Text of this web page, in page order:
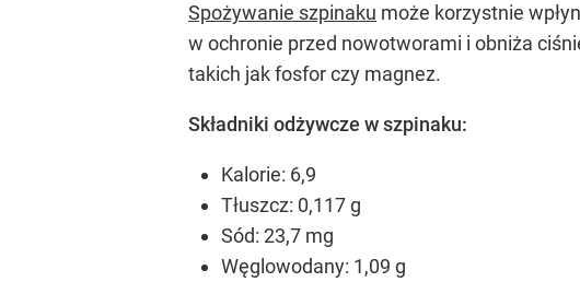
Spożywanie szpinaku może korzystnie
w ochronie przed nowotworami i obniża
takich jak fosfor czy magnez.
Składniki odżywcze w szpinaku:
Kalorie: 6,9
Tłuszcz: 0,117 g
Sód: 23,7 mg
Węglowodany: 1,09 g